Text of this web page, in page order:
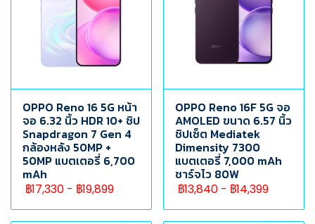
OPPO Reno 16 5G หน้า
จอ 6.32 นิ้ว HDR 10+ ชิป
Snapdragon 7 Gen 4
กล้องหลัง 50MP +
50MP แบตเตอรี่ 6,700
mAh
฿17,330 - ฿19,899
OPPO Reno 16F 5G จอ
AMOLED ขนาด 6.57 นิ้ว
ชิปเซ็ต Mediatek
Dimensity 7300
แบตเตอรี่ 7,000 mAh
ชาร์จไว 80W
฿13,840 - ฿14,399